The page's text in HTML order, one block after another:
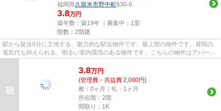
福岡県久留米市野中町630-6
3.8万円
築年数：築19年 ｜募集中： 1室
階数：2階建
駅から徒歩9分に立地する、魅力的な駅近物件です。最上階の物件です。昼間の
電気代も抑えられる、明るい室内環境のある物件です。こちらの物件はアパート
です。久留米市エリアにある賃...
3.8万円
(管理費・共益費 2,000円)
敷：0ヶ月｜礼：1ヶ月
所在階：2階
間取り：1K